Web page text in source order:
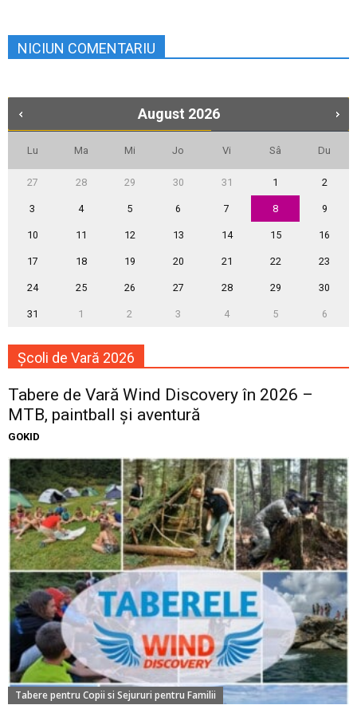
NICIUN COMENTARIU
August 2026
Lu Ma Mi Jo Vi Sâ Du
27 28 29 30 31 1 2
3 4 5 6 7 8 9
10 11 12 13 14 15 16
17 18 19 20 21 22 23
24 25 26 27 28 29 30
31 1 2 3 4 5 6
Școli de Vară 2026
Tabere de Vară Wind Discovery în 2026 –
MTB, paintball și aventură
GOKID
Tabere pentru Copii si Sejururi pentru Familii